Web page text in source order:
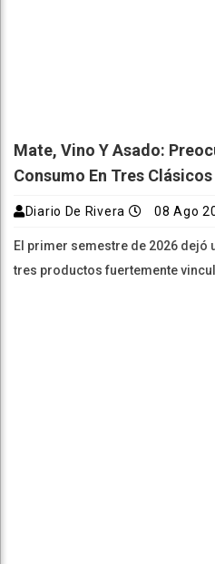
Mate, Vino Y Asado:
Consumo En Tres
Diario De Rivera 08 Ago
El primer semestre de 2026 dejó
tres productos fuertemente